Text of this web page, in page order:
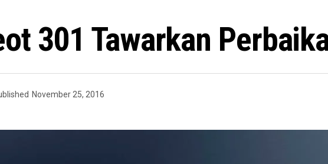
301 Tawarkan
November 25, 2016